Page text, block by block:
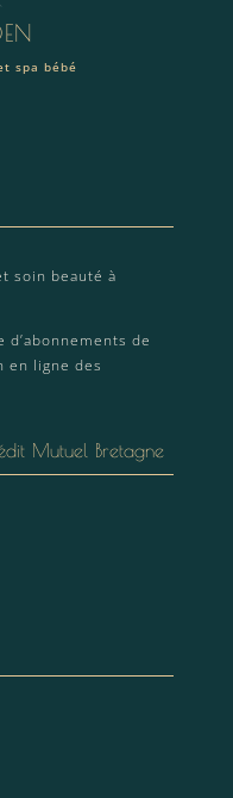
spa bébé
soin beauté à
de
en ligne des
Mutuel Bretagne